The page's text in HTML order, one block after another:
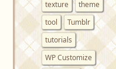
texture
theme
tool
Tumblr
tutorials
WP Customize